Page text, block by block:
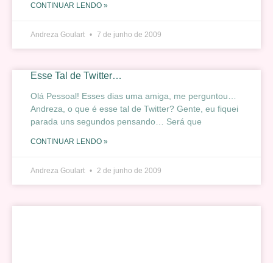
CONTINUAR LENDO »
Andreza Goulart 7 de junho de 2009
Esse Tal de Twitter…
Olá Pessoal! Esses dias uma amiga, me perguntou…
Andreza, o que é esse tal de Twitter? Gente, eu fiquei
parada uns segundos pensando… Será que
CONTINUAR LENDO »
Andreza Goulart 2 de junho de 2009